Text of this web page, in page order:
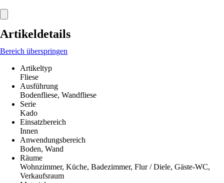
Artikeldetails
Bereich überspringen
Artikeltyp
Fliese
Ausführung
Bodenfliese, Wandfliese
Serie
Kado
Einsatzbereich
Innen
Anwendungsbereich
Boden, Wand
Räume
Wohnzimmer, Küche, Badezimmer, Flur / Diele, Gäste-WC,
Verkaufsraum